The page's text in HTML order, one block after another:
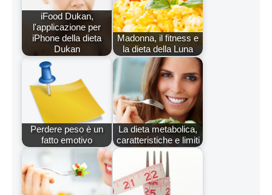
iFood Dukan,
l'applicazione per
iPhone della dieta
Dukan
Madonna, il fitness e
la dieta della Luna
Perdere peso è un
fatto emotivo
La dieta metabolica,
caratteristiche e limiti